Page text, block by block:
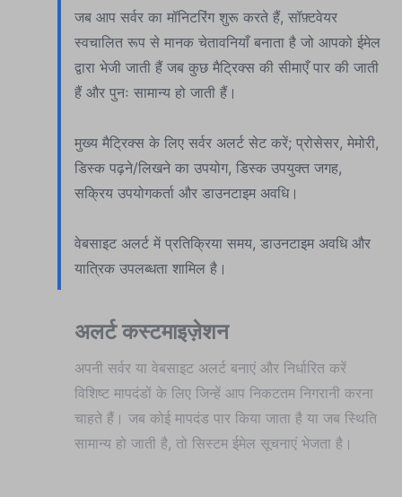
जब आप सर्वर का मॉनिटरिंग शुरू करते हैं, सॉफ़्टवेयर
स्वचालित रूप से मानक चेतावनियाँ बनाता है जो आपको ईमेल
द्वारा भेजी जाती हैं जब कुछ मैट्रिक्स की सीमाएँ पार की जाती
हैं और पुनः सामान्य हो जाती हैं।
मुख्य मैट्रिक्स के लिए सर्वर अलर्ट सेट करें; प्रोसेसर, मेमोरी,
डिस्क पढ़ने/लिखने का उपयोग, डिस्क उपयुक्त जगह,
सक्रिय उपयोगकर्ता और डाउनटाइम अवधि।
वेबसाइट अलर्ट में प्रतिक्रिया समय, डाउनटाइम अवधि और
यात्रिक उपलब्धता शामिल है।
अलर्ट कस्टमाइज़ेशन
अपनी सर्वर या वेबसाइट अलर्ट बनाएं और निर्धारित करें
विशिष्ट मापदंडों के लिए जिन्हें आप निकटतम निगरानी करना
चाहते हैं। जब कोई मापदंड पार किया जाता है या जब स्थिति
सामान्य हो जाती है, तो सिस्टम ईमेल सूचनाएं भेजता है।